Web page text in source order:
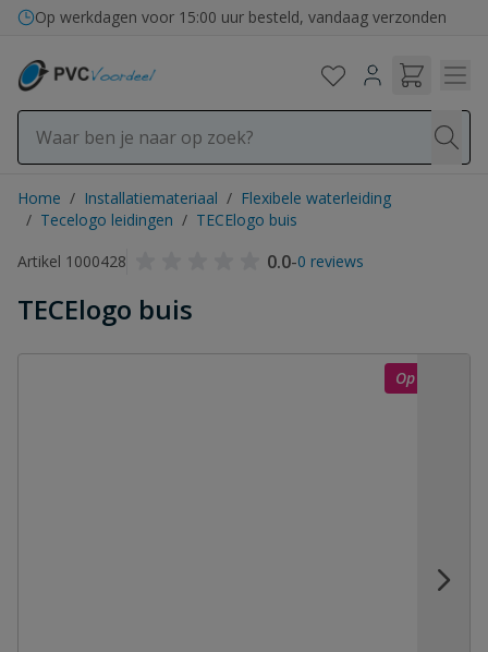
Ga naar de inhoud
Op werkdagen voor 15:00 uur besteld, vandaag verzonden
Home / Installatiemateriaal / Flexibele waterleiding
/ Tecelogo leidingen / TECElogo buis
Artikel 1000428
0.0-0 reviews
TECElogo buis
Op = op